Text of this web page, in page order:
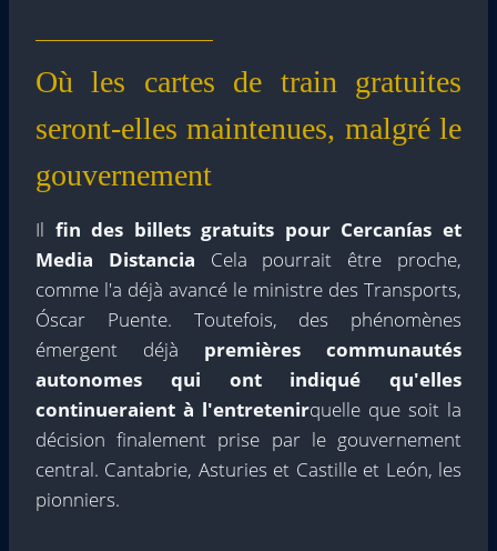
Où les cartes de train gratuites
seront-elles maintenues, malgré le
gouvernement
Il fin des billets gratuits pour Cercanías et
Media Distancia Cela pourrait être proche,
comme l'a déjà avancé le ministre des Transports,
Óscar Puente. Toutefois, des phénomènes
émergent déjà premières communautés
autonomes qui ont indiqué qu'elles
continueraient à l'entretenirquelle que soit la
décision finalement prise par le gouvernement
central. Cantabrie, Asturies et Castille et León, les
pionniers.